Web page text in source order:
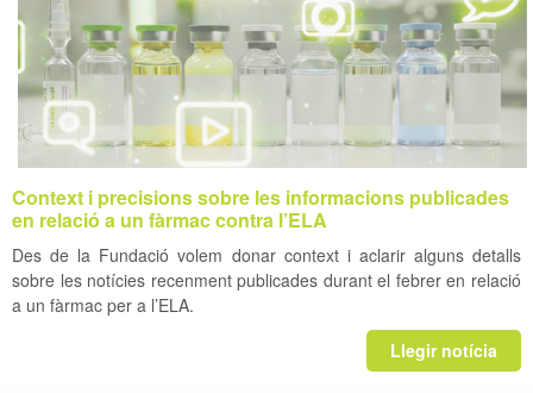
Context i precisions sobre les informacions publicades
en relació a un fàrmac contra l’ELA
Des de la Fundació volem donar context i aclarir alguns detalls
sobre les notícies recenment publicades durant el febrer en relació
a un fàrmac per a l’ELA.
Llegir notícia